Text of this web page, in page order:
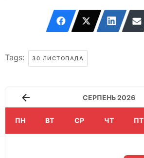
Tags: 30 ЛИСТОПАДА
СЕРПЕНЬ 2026
ПН ВТ СР ЧТ ПТ